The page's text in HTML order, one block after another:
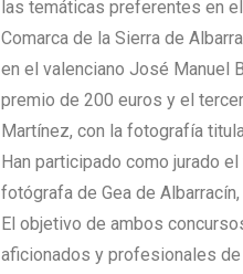
las temáticas preferentes en
Comarca de la Sierra de
en el valenciano José Manuel
premio de 200 euros y el
Martínez, con la fotografía
Han participado como jurado
fotógrafa de Gea de Albarracín,
El objetivo de ambos
aficionados y profesionales